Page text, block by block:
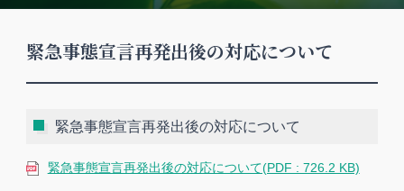
緊急事態宣言再発出後の対応について
緊急事態宣言再発出後の対応について
緊急事態宣言再発出後の対応について(PDF : 726.2 KB)